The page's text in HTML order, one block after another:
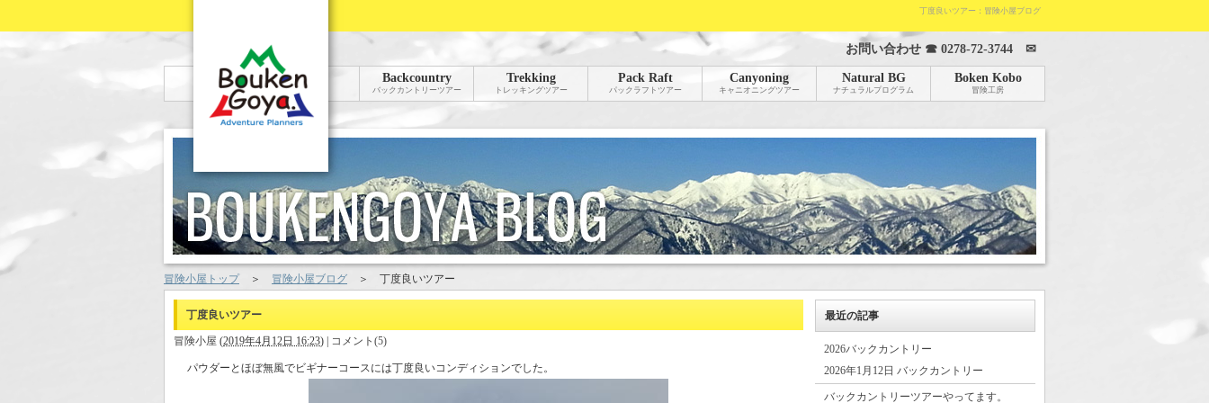
丁度良いツアー：冒険小屋ブログ
お問い合わせ ☎ 0278-72-3744 ✉
Backcountry
バックカントリーツアー
Trekking
トレッキングツアー
Pack Raft
パックラフトツアー
Canyoning
キャニオニングツアー
Natural BG
ナチュラルプログラム
Boken Kobo
冒険工房
冒険小屋トップ＞ 冒険小屋ブログ ＞ 丁度良いツアー
丁度良いツアー
冒険小屋 (2019年4月12日 16:23) コメント(5)
パウダーとほぼ無風でビギナーコースには丁度良いコンディションでした。
最近の記事
2026バックカントリー
2026年1月12日 バックカントリー
バックカントリーツアーやってます。